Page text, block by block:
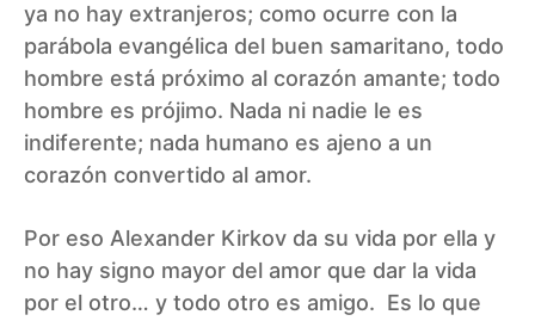
ya no hay extranjeros; como ocurre con la
parábola evangélica del buen samaritano, todo
hombre está próximo al corazón amante; todo
hombre es prójimo. Nada ni nadie le es
indiferente; nada humano es ajeno a un
corazón convertido al amor.
Por eso Alexander Kirkov da su vida por ella y
no hay signo mayor del amor que dar la vida
por el otro… y todo otro es amigo. Es lo que